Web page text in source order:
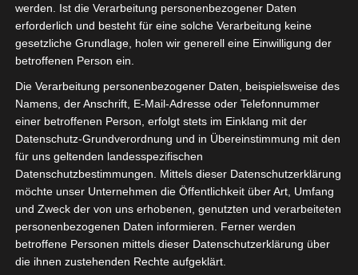
20. August 2019
Hallo meine Lieben,
in Emmas Zimmer haben wir die Wände
mit etwas Wandfarbe aufgefrischt.
Bilder und sommerlich leichte Vorhänge
aufgehangen.
Ein kleines, helles und freundliches
Jugendzimmer für eine junge Dame.
werden. Ist die Verarbeitung personenbezogener Daten
erforderlich und besteht für eine solche Verarbeitung keine
gesetzliche Grundlage, holen wir generell eine Einwilligung der
betroffenen Person ein.
Die Verarbeitung personenbezogener Daten, beispielsweise des
Namens, der Anschrift, E-Mail-Adresse oder Telefonnummer
einer betroffenen Person, erfolgt stets im Einklang mit der
Datenschutz-Grundverordnung und in Übereinstimmung mit den
für uns geltenden landesspezifischen
Datenschutzbestimmungen. Mittels dieser Datenschutzerklärung
möchte unser Unternehmen die Öffentlichkeit über Art, Umfang
und Zweck der von uns erhobenen, genutzten und verarbeiteten
personenbezogenen Daten informieren. Ferner werden
betroffene Personen mittels dieser Datenschutzerklärung über
die ihnen zustehenden Rechte aufgeklärt.